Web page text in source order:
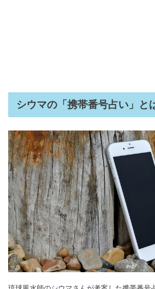
シウマの「携帯番号占い」と